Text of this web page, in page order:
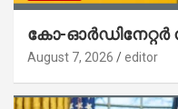
കോ-ഓർഡിനേറ്റർ
August 7, 2026 editor